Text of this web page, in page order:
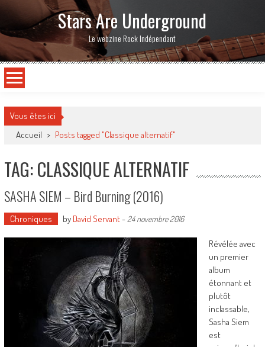
Stars Are Underground
Le webzine Rock Indépendant
Vous êtes ici
Accueil > Posts tagged "Classique alternatif"
TAG: CLASSIQUE ALTERNATIF
SASHA SIEM – Bird Burning (2016)
Chroniques by David Servant- 24 novembre 2016
Révélée avec
un premier
album
étonnant et
plutôt
inclassable,
Sasha Siem
est